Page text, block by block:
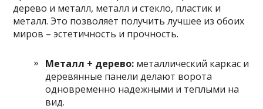
дерево и металл, металл и стекло, пластик и
металл. Это позволяет получить лучшее из обоих
миров – эстетичность и прочность.
Металл + дерево: металлический каркас и
деревянные панели делают ворота
одновременно надежными и теплыми на
вид.